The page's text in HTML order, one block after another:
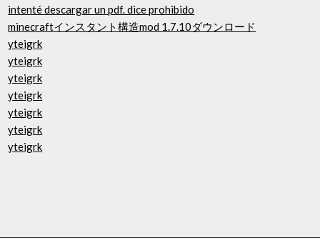
intenté descargar un pdf. dice prohibido
minecraftインスタント構造mod 1.7.10ダウンロード
yteigrk
yteigrk
yteigrk
yteigrk
yteigrk
yteigrk
yteigrk